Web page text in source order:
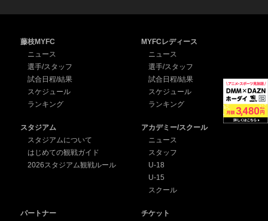
藤枝MYFC
ニュース
選手/スタッフ
試合日程/結果
スケジュール
ランキング
MYFCレディース
ニュース
選手/スタッフ
試合日程/結果
スケジュール
ランキング
スタジアム
スタジアムについて
はじめての観戦ガイド
2026スタジアム観戦ルール
アカデミー/スクール
ニュース
スタッフ
U-18
U-15
スクール
パートナー チケット